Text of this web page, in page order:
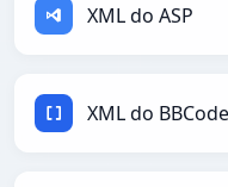
XML do ASP
XML do BBCode